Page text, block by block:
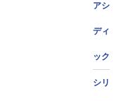
アシ
ディ
ック
シリ